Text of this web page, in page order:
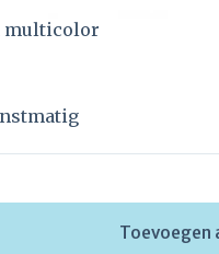
multicolor
Toevoegen